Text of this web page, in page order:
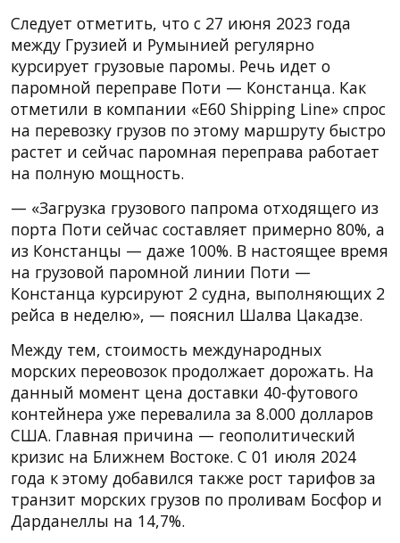
Следует отметить, что с 27 июня 2023 года
между Грузией и Румынией регулярно
курсирует грузовые паромы. Речь идет о
паромной переправе Поти — Констанца. Как
отметили в компании «E60 Shipping Line» спрос
на перевозку грузов по этому маршруту быстро
растет и сейчас паромная переправа работает
на полную мощность.
— «Загрузка грузового папрома отходящего из
порта Поти сейчас составляет примерно 80%, а
из Констанцы — даже 100%. В настоящее время
на грузовой паромной линии Поти —
Констанца курсируют 2 судна, выполняющих 2
рейса в неделю», — пояснил Шалва Цакадзе.
Между тем, стоимость международных
морских переовозок продолжает дорожать. На
данный момент цена доставки 40-футового
контейнера уже перевалила за 8.000 долларов
США. Главная причина — геополитический
кризис на Ближнем Востоке. С 01 июля 2024
года к этому добавился также рост тарифов за
транзит морских грузов по проливам Босфор и
Дарданеллы на 14,7%.